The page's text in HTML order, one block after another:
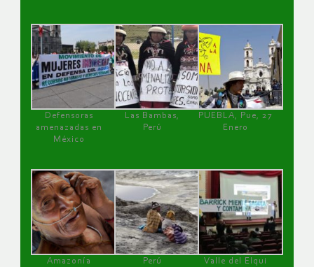
Defensoras
amenazadas en
México
Las Bambas,
Perú
PUEBLA, Pue, 27
Enero
Amazonía
Perú
Valle del Elqui